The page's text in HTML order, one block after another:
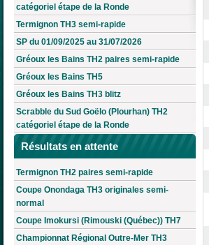
catégoriel étape de la Ronde
Termignon TH3 semi-rapide
SP du 01/09/2025 au 31/07/2026
Gréoux les Bains TH2 paires semi-rapide
Gréoux les Bains TH5
Gréoux les Bains TH3 blitz
Scrabble du Sud Goëlo (Plourhan) TH2
catégoriel étape de la Ronde
Résultats en attente
Termignon TH2 paires semi-rapide
Coupe Onondaga TH3 originales semi-
normal
Coupe Imokursi (Rimouski (Québec)) TH7
Championnat Régional Outre-Mer TH3